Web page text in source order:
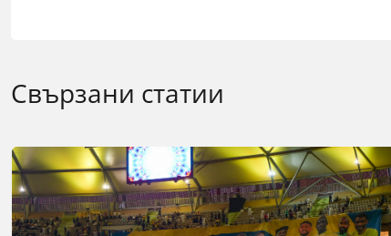
Свързани статии